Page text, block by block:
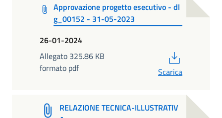
Approvazione progetto esecutivo - dl
g_00152 - 31-05-2023
26-01-2024
Allegato 325.86 KB
formato pdf
Scarica
RELAZIONE TECNICA-ILLUSTRATIV